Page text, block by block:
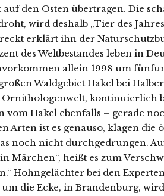
den Osten übertragen. Die
wird deshalb „Tier des
erklärt ihn der
des Weltbestandes leben in
allein 1998 um
Waldgebiet Hakel bei
kontinuierlich
Hakel ebenfalls – gerade
Arten ist es genauso, klagen
noch nicht durchgedrungen.
Märchen“, heißt es zum
Hohngelächter bei den
die Ecke, in Brandenburg,